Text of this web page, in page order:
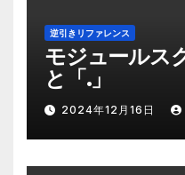
逆引きリファレンス
モジュールス
と「.」
2024年12月16日